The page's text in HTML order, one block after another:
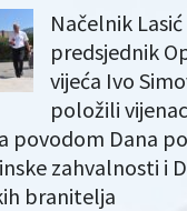
Načelnik Lasić
predsjednik
vijeća Ivo
položili
povodom Dana
zahvalnosti i
branitelja